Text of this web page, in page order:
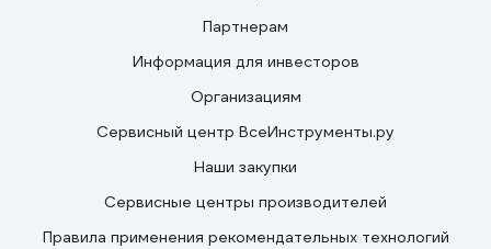
Партнерам
Информация для инвесторов
Организациям
Сервисный центр ВсеИнструменты.ру
Наши закупки
Сервисные центры производителей
Правила применения рекомендательных технологий